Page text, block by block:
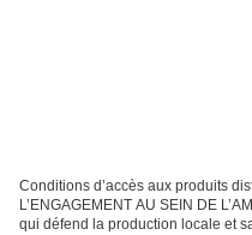
Conditions d’accès aux produits
L’ENGAGEMENT AU SEIN DE
qui défend la production locale et